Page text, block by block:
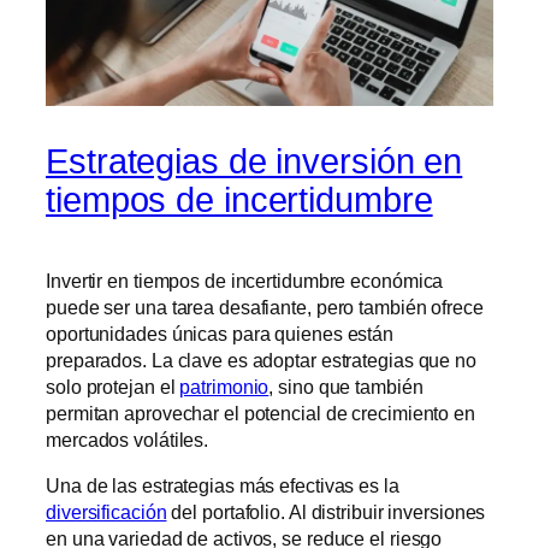
Estrategias de inversión en
tiempos de incertidumbre
Invertir en tiempos de incertidumbre económica
puede ser una tarea desafiante, pero también ofrece
oportunidades únicas para quienes están
preparados. La clave es adoptar estrategias que no
solo protejan el patrimonio, sino que también
permitan aprovechar el potencial de crecimiento en
mercados volátiles.
Una de las estrategias más efectivas es la
diversificación del portafolio. Al distribuir inversiones
en una variedad de activos, se reduce el riesgo